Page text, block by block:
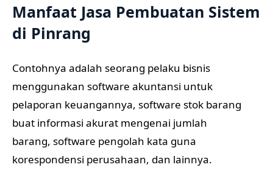
Manfaat Jasa Pembuatan Sistem
di Pinrang
Contohnya adalah seorang pelaku bisnis
menggunakan software akuntansi untuk
pelaporan keuangannya, software stok barang
buat informasi akurat mengenai jumlah
barang, software pengolah kata guna
korespondensi perusahaan, dan lainnya.